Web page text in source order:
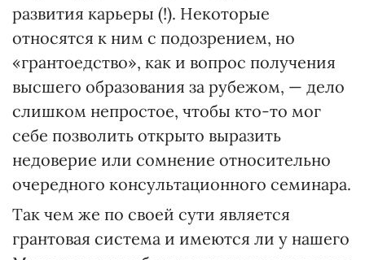
развития карьеры (!). Некоторые
относятся к ним с подозрением, но
«грантоедство», как и вопрос получения
высшего образования за рубежом, — дело
слишком непростое, чтобы кто-то мог
себе позволить открыто выразить
недоверие или сомнение относительно
очередного консультационного семинара.
Так чем же по своей сути является
грантовая система и имеются ли у нашего